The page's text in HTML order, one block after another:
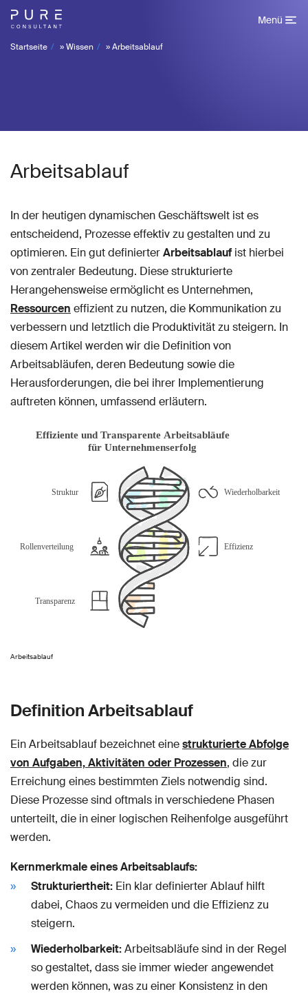
Menü
Startseite »Wissen »Arbeitsablauf
Arbeitsablauf
In der heutigen dynamischen Geschäftswelt ist es
entscheidend, Prozesse effektiv zu gestalten und zu
optimieren. Ein gut definierterArbeitsablaufist hierbei
von zentraler Bedeutung. Diese strukturierte
Herangehensweise ermöglicht es Unternehmen,
Ressourcen effizient zu nutzen, die Kommunikation zu
verbessern und letztlich die Produktivität zu steigern. In
diesem Artikel werden wir die Definition von
Arbeitsabläufen, deren Bedeutung sowie die
Herausforderungen, die bei ihrer Implementierung
auftreten können, umfassend erläutern.
Arbeitsablauf
Definition Arbeitsablauf
Ein Arbeitsablauf bezeichnet einestrukturierte Abfolge
von Aufgaben, Aktivitäten oder Prozessen, die zur
Erreichung eines bestimmten Ziels notwendig sind.
Diese Prozesse sind oftmals in verschiedene Phasen
unterteilt, die in einer logischen Reihenfolge ausgeführt
werden.
Kernmerkmale eines Arbeitsablaufs:
Strukturiertheit: Ein klar definierter Ablauf hilft
dabei, Chaos zu vermeiden und die Effizienz zu
steigern.
Wiederholbarkeit:Arbeitsabläufe sind in der Regel
so gestaltet, dass sie immer wieder angewendet
werden können, was zu einer Konsistenz in den